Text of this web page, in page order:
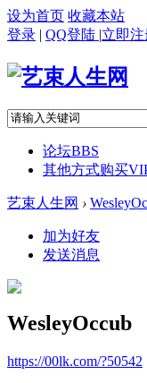
设为首页 收藏本站
登录 | QQ登陆 |立即
论坛BBS
其他方式购买
艺束人生网 ›
加为好友
发送消息
WesleyOccub
https://00lk.com/?50542